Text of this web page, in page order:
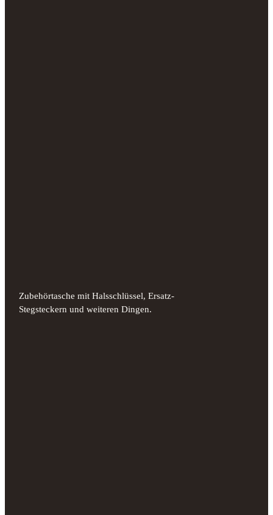
Zubehörtasche mit Halsschlüssel, Ersatz-
Stegsteckern und weiteren Dingen.